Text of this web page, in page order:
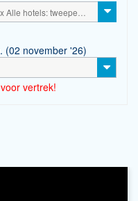
(02 november '26)
vertrek!